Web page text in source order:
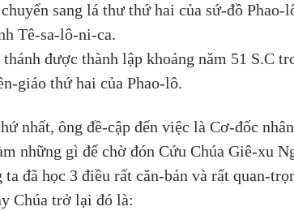
sang lá thư thứ hai của sứ-đồ Phao-
Tê-sa-lô-ni-ca.
được thành lập khoảng năm 51 S.C
giáo thứ hai của Phao-lô.
nhất, ông đề-cập đến việc là Cơ-đốc
những gì để chờ đón Cứu Chúa Giê-xu
đã học 3 điều rất căn-bản và rất quan-
Chúa trở lại đó là: